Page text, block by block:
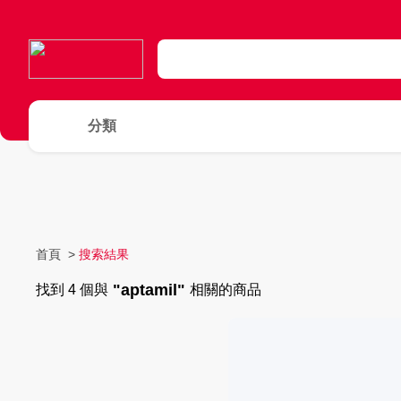
分類
首頁 > 搜索結果
找到 4 個與 "aptamil" 相關的商品